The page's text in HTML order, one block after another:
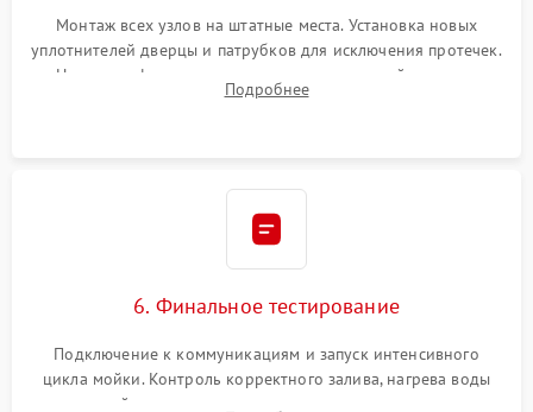
Монтаж всех узлов на штатные места. Установка новых
уплотнителей дверцы и патрубков для исключения протечек.
Надежная фиксация хомутов гидравлической системы,
сборка корпуса и установка датчика поплавка.
Подробнее
6. Финальное тестирование
Подключение к коммуникациям и запуск интенсивного
цикла мойки. Контроль корректного залива, нагрева воды
до нужной температуры, отсутствия посторонних шумов,